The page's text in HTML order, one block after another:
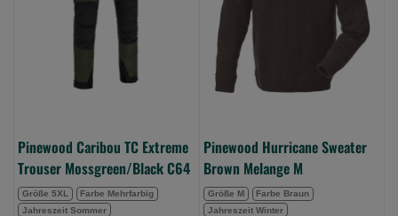
Mossgreen/Black
Pinewood Caribou TC Extreme
Trouser Mossgreen/Black C64
Größe 5XL
Farbe Mehrfarbig
Jahreszeit Sommer
Melange
(Bild
Pinewood Hurricane Sweater
Brown Melange M
Größe M
Farbe Braun
Jahreszeit Winter